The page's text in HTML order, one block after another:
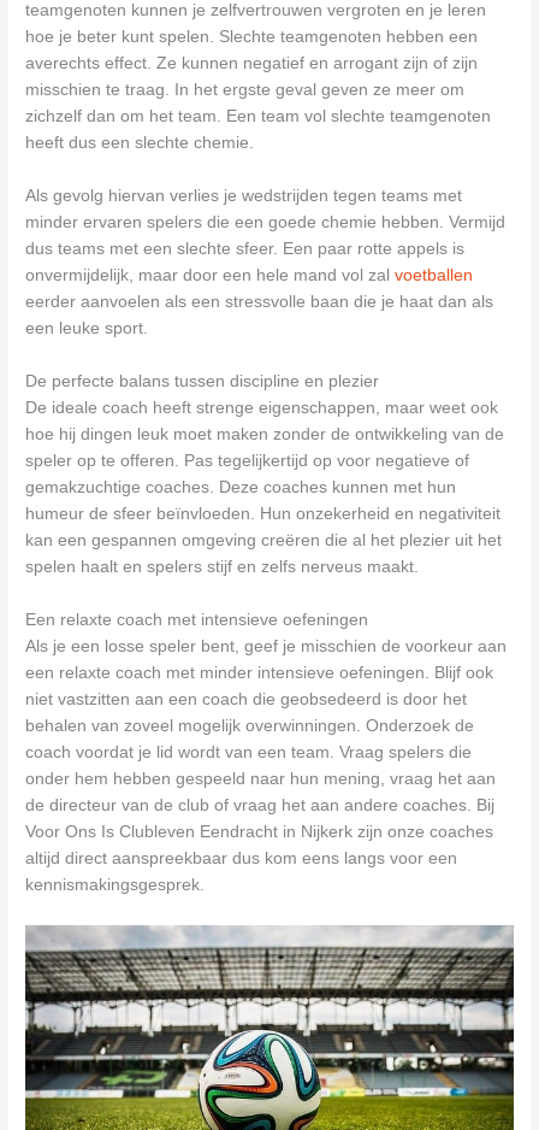
teamgenoten kunnen je zelfvertrouwen vergroten en je leren
hoe je beter kunt spelen. Slechte teamgenoten hebben een
averechts effect. Ze kunnen negatief en arrogant zijn of zijn
misschien te traag. In het ergste geval geven ze meer om
zichzelf dan om het team. Een team vol slechte teamgenoten
heeft dus een slechte chemie.
Als gevolg hiervan verlies je wedstrijden tegen teams met
minder ervaren spelers die een goede chemie hebben. Vermijd
dus teams met een slechte sfeer. Een paar rotte appels is
onvermijdelijk, maar door een hele mand vol zalvoetballen
eerder aanvoelen als een stressvolle baan die je haat dan als
een leuke sport.
De perfecte balans tussen discipline en plezier
De ideale coach heeft strenge eigenschappen, maar weet ook
hoe hij dingen leuk moet maken zonder de ontwikkeling van de
speler op te offeren. Pas tegelijkertijd op voor negatieve of
gemakzuchtige coaches. Deze coaches kunnen met hun
humeur de sfeer beïnvloeden. Hun onzekerheid en negativiteit
kan een gespannen omgeving creëren die al het plezier uit het
spelen haalt en spelers stijf en zelfs nerveus maakt.
Een relaxte coach met intensieve oefeningen
Als je een losse speler bent, geef je misschien de voorkeur aan
een relaxte coach met minder intensieve oefeningen. Blijf ook
niet vastzitten aan een coach die geobsedeerd is door het
behalen van zoveel mogelijk overwinningen. Onderzoek de
coach voordat je lid wordt van een team. Vraag spelers die
onder hem hebben gespeeld naar hun mening, vraag het aan
de directeur van de club of vraag het aan andere coaches. Bij
Voor Ons Is Clubleven Eendracht in Nijkerk zijn onze coaches
altijd direct aanspreekbaar dus kom eens langs voor een
kennismakingsgesprek.